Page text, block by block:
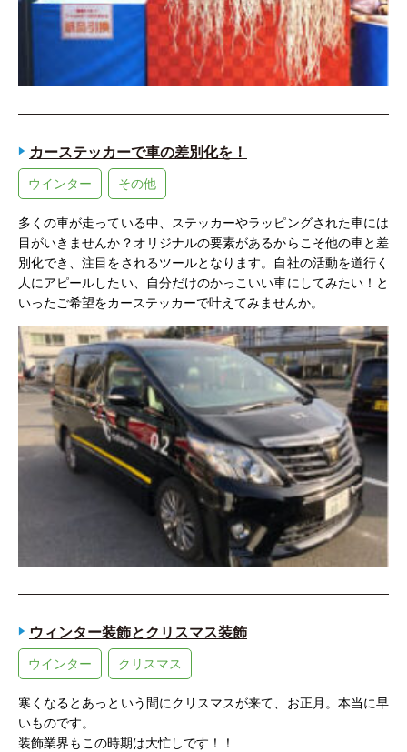
カーステッカーで車の差別化を！
ウインター その他
多くの車が走っている中、ステッカーやラッピングされた車には
目がいきませんか？オリジナルの要素があるからこそ他の車と差
別化でき、注目をされるツールとなります。自社の活動を道行く
人にアピールしたい、自分だけのかっこいい車にしてみたい！と
いったご希望をカーステッカーで叶えてみませんか。
ウィンター装飾とクリスマス装飾
ウインター クリスマス
寒くなるとあっという間にクリスマスが来て、お正月。本当に早
いものです。
装飾業界もこの時期は大忙しです！！